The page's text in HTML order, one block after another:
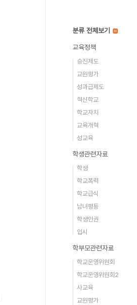
분류 전체보기
교육정책
승진제도
교원평가
성과급제도
혁신학교
학교자치
교육개혁
성교육
학생관련자료
학생
학교폭력
학교급식
남녀평등
학생인권
입시
학부모관련자료
학교운영위원회
학교운영위원회2
사교육
교원평가